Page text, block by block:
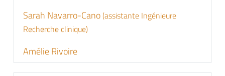
Sarah Navarro-Cano(assistante Ingénieure
Recherche clinique)
Amélie Rivoire